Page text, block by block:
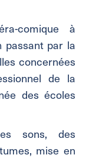
comique à
passant par la
concernées
de la
des écoles
sons, des
mise en